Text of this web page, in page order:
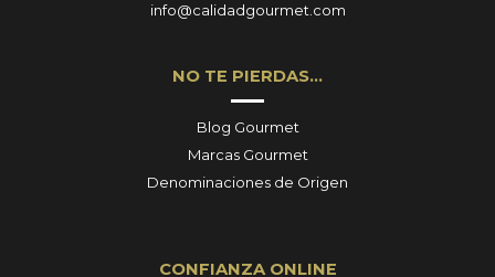
info@calidadgourmet.com
NO TE PIERDAS…
Blog Gourmet
Marcas Gourmet
Denominaciones de Origen
CONFIANZA ONLINE